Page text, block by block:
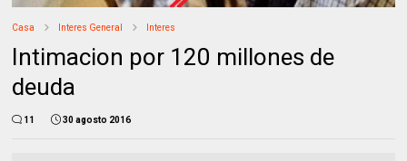
Casa Interes General Interes
Intimacion por 120 millones de
deuda
11 30 agosto 2016